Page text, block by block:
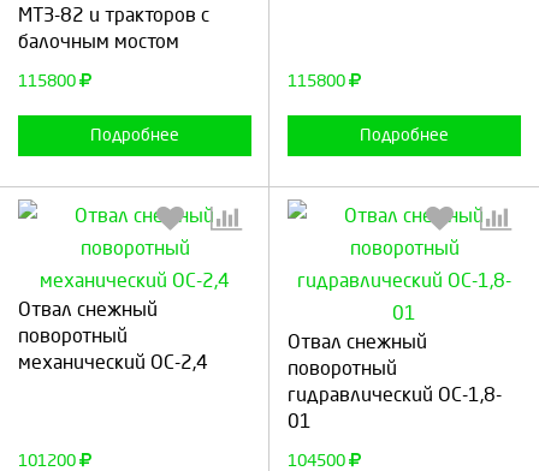
МТЗ-82 и тракторов с
балочным мостом
115800
Подробнее
Продолжить Отмена
115800
Подробнее
Отвал снежный
поворотный
механический ОС-2,4
101200
Выберите количество:
Отвал снежный
поворотный
гидравлический ОС-1,8-
01
104500
Выберите количество:
Продолжить